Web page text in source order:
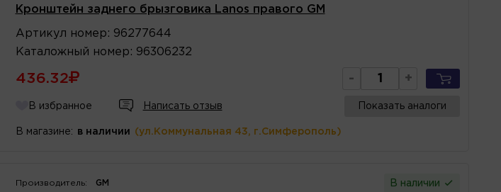
Кронштейн заднего брызговика Lanos правого GM
Артикул номер : 96277644
Каталожный номер : 96306232
436.32 - +
В избранное Написать отзыв Показать аналоги
В магазине: в наличии (ул.Коммунальная 43, г.Симферополь)
Производитель: GM В наличии